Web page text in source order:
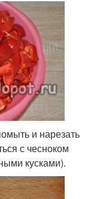
и нарезать
с чесноком
кусками).